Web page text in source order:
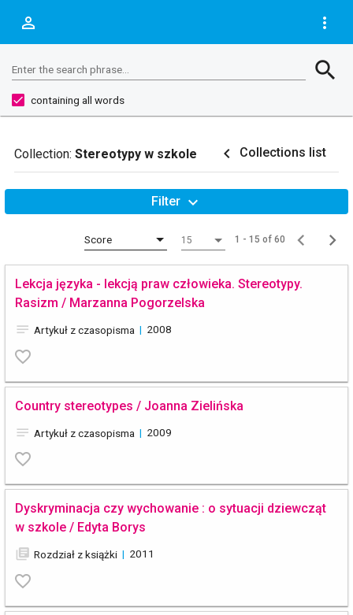
person_outline more_vert
Search
Enter the search phrase... search
containing all words
Collection: Stereotypy w szkole navigate_before Collections list
Filter expand_more
Score 15 1 - 15 of 60
Lekcja języka - lekcją praw człowieka. Stereotypy.
Rasizm / Marzanna Pogorzelska
notes Artykuł z czasopisma | 2008
favorite_border
Country stereotypes / Joanna Zielińska
notes Artykuł z czasopisma | 2009
favorite_border
Dyskryminacja czy wychowanie : o sytuacji dziewcząt
w szkole / Edyta Borys
library_books Rozdział z książki | 2011
favorite_border